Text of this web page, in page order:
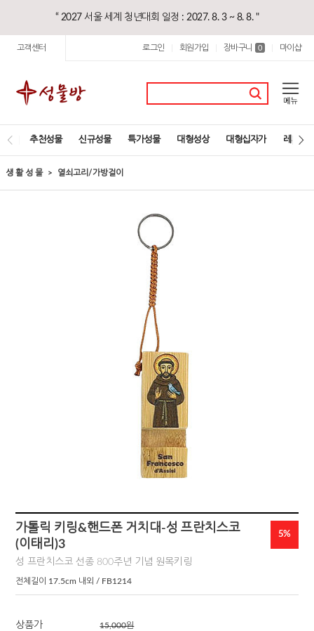
“ 2027 서울 세계 청년대회 일정 : 2027. 8. 3 ~ 8. 8. "
고객센터 로그인 회원가입 장바구니 0 마이샵
추천성물 신규성물 특가성물 대형성상 대형십자가 레지오
생 활 성 물 열쇠고리/가방걸이
가톨릭 키링&핸드폰 거치대-성 프란치스코
(이태리)3
성 프란치스코 선종 800주년 기념 원목키링
전체길이 17.5cm 내외 / FB1214
5%
상품가 15,000원